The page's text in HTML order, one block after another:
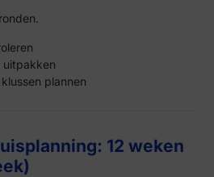
uitpakken
plannen
12 weken